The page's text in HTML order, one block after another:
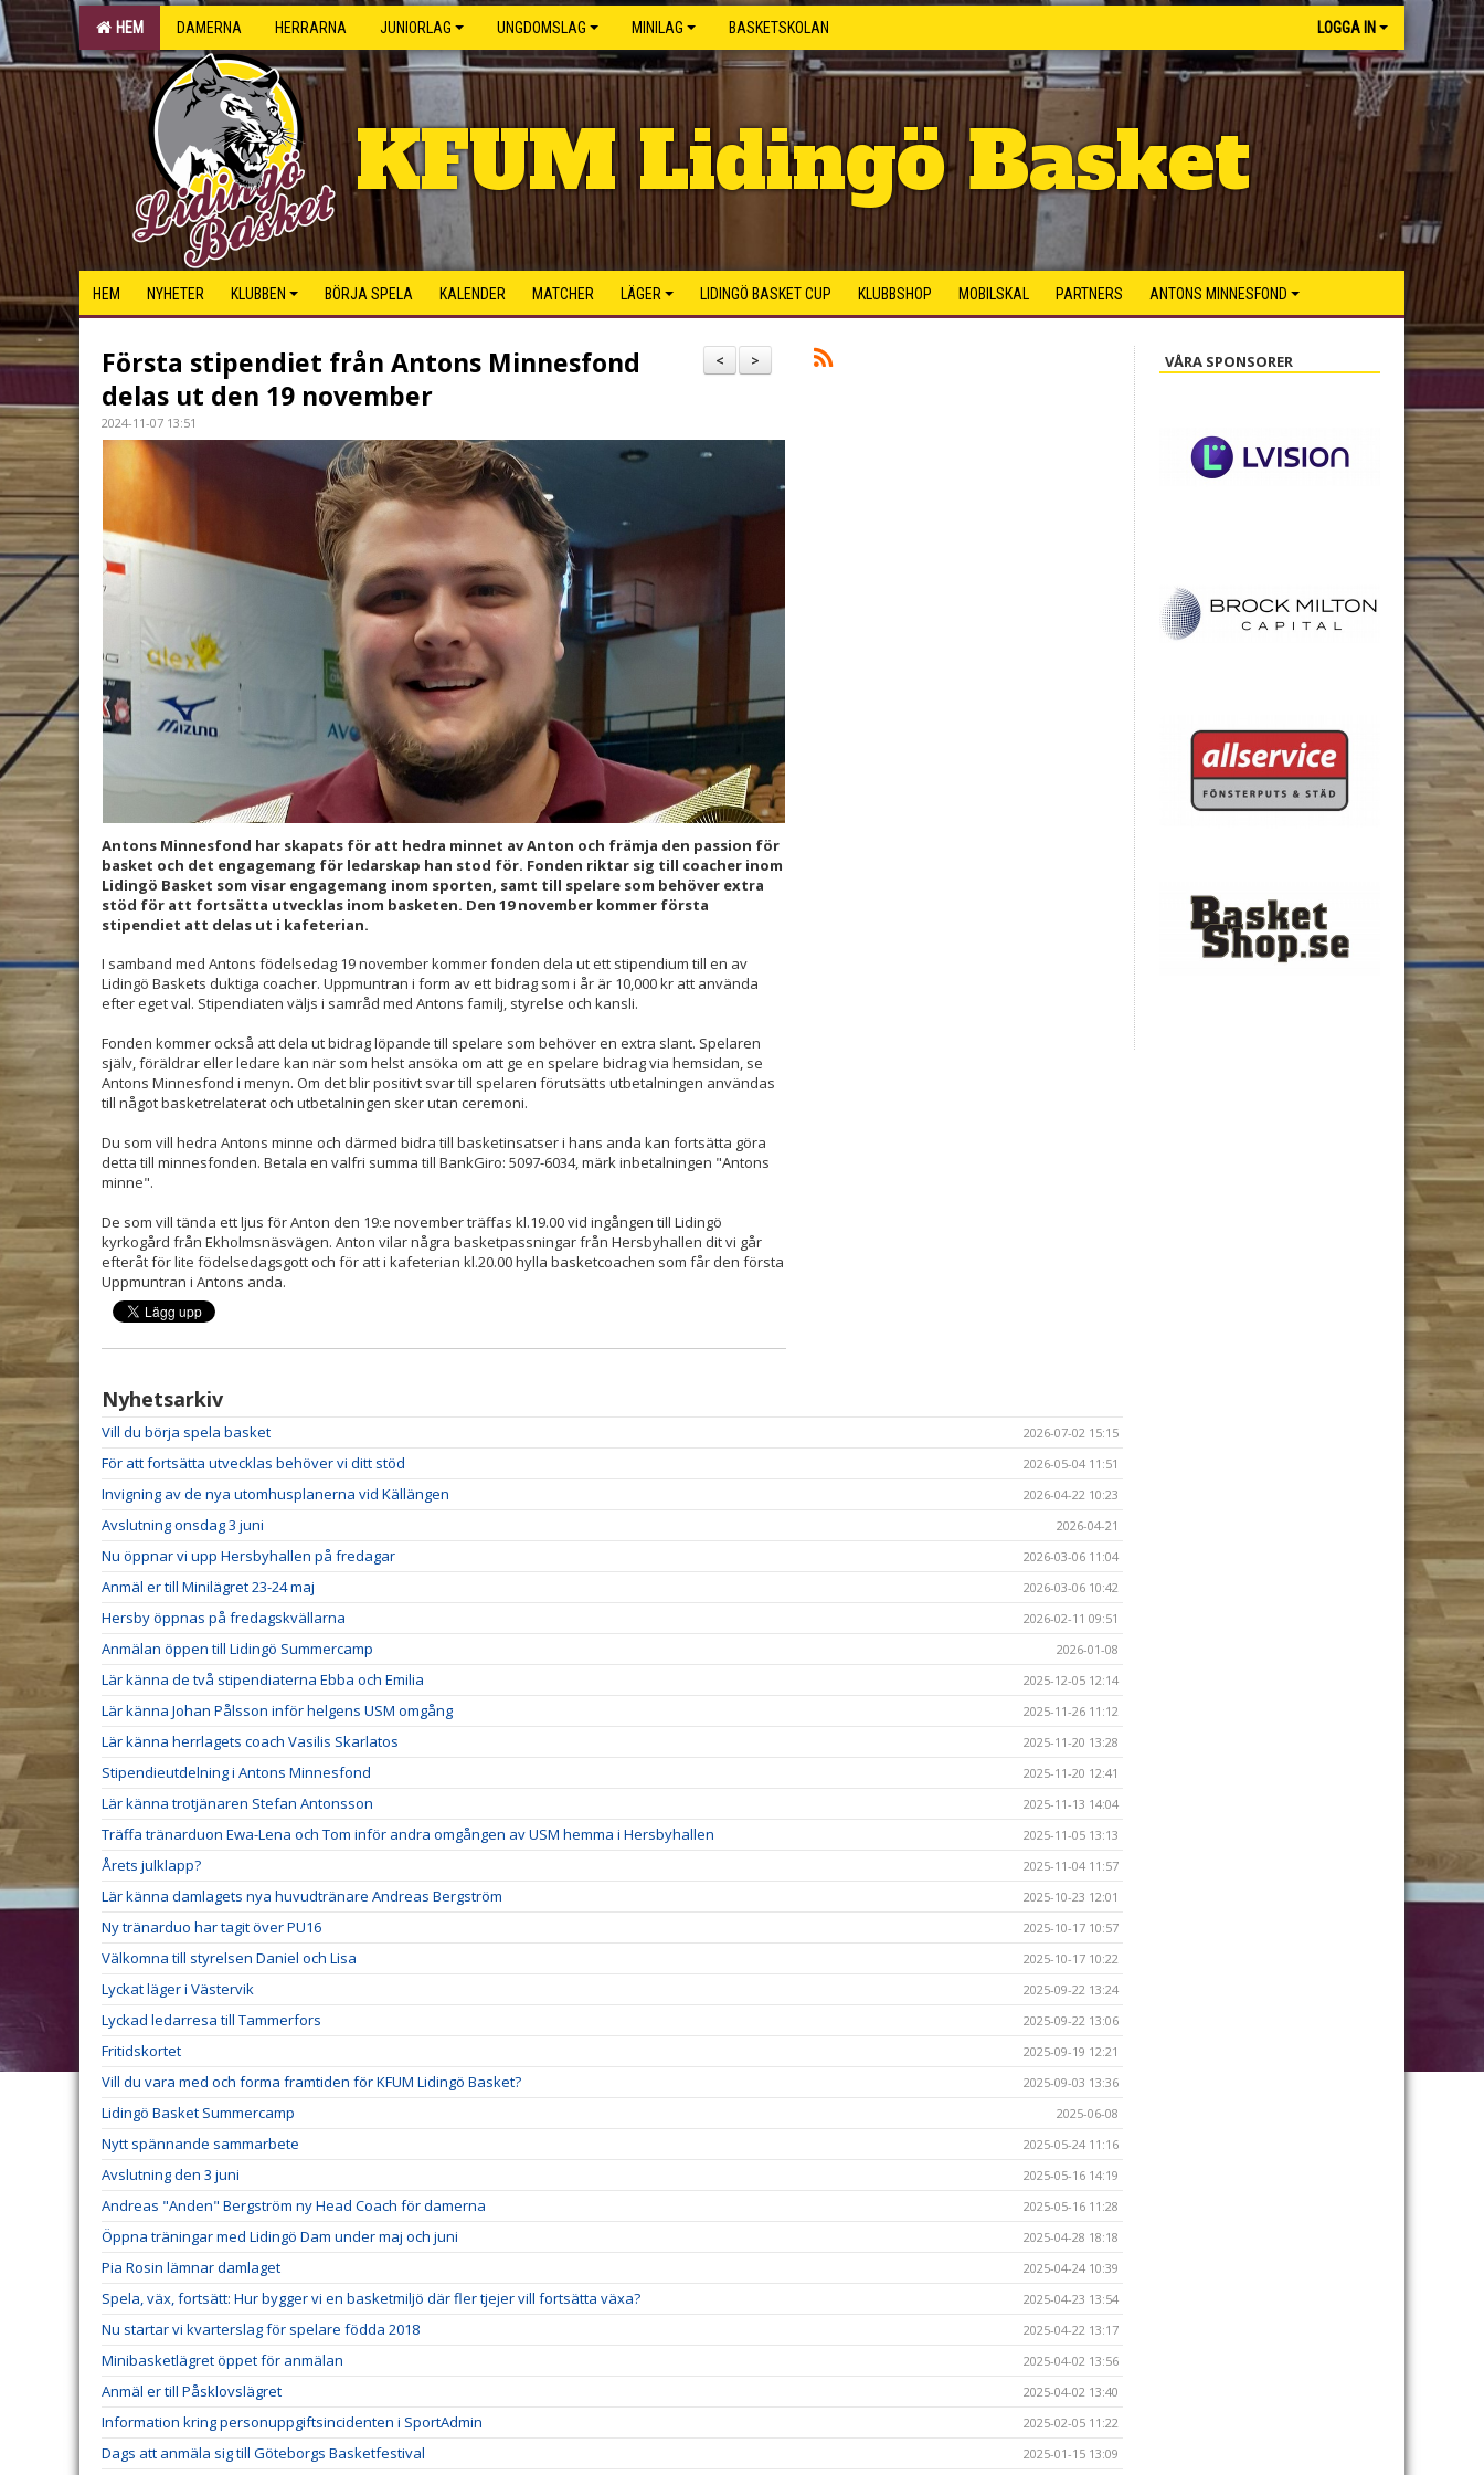
HEM DAMERNA HERRARNA JUNIORLAG UNGDOMSLAG MINILAG BASKETSKOLAN LOGGA IN
KFUM Lidingö Basket
HEM NYHETER KLUBBEN BÖRJA SPELA KALENDER MATCHER LÄGER LIDINGÖ BASKET CUP KLUBBSHOP MOBILSKAL PARTNERS ANTONS MINNESFOND
>
<
Första stipendiet från Antons Minnesfond
delas ut den 19 november
2024-11-07 13:51
Antons Minnesfond har skapats för att hedra minnet av Anton och främja den passion för
basket och det engagemang för ledarskap han stod för. Fonden riktar sig till coacher inom
Lidingö Basket som visar engagemang inom sporten, samt till spelare som behöver extra
stöd för att fortsätta utvecklas inom basketen. Den 19 november kommer första
stipendiet att delas ut i kafeterian.
I samband med Antons födelsedag 19 november kommer fonden dela ut ett stipendium till en av
Lidingö Baskets duktiga coacher. Uppmuntran i form av ett bidrag som i år är 10,000 kr att använda
efter eget val. Stipendiaten väljs i samråd med Antons familj, styrelse och kansli.
Fonden kommer också att dela ut bidrag löpande till spelare som behöver en extra slant. Spelaren
själv, föräldrar eller ledare kan när som helst ansöka om att ge en spelare bidrag via hemsidan, se
Antons Minnesfond i menyn. Om det blir positivt svar till spelaren förutsätts utbetalningen användas
till något basketrelaterat och utbetalningen sker utan ceremoni.
Du som vill hedra Antons minne och därmed bidra till basketinsatser i hans anda kan fortsätta göra
detta till minnesfonden. Betala en valfri summa till BankGiro: 5097-6034, märk inbetalningen "Antons
minne".
De som vill tända ett ljus för Anton den 19:e november träffas kl.19.00 vid ingången till Lidingö
kyrkogård från Ekholmsnäsvägen. Anton vilar några basketpassningar från Hersbyhallen dit vi går
efteråt för lite födelsedagsgott och för att i kafeterian kl.20.00 hylla basketcoachen som får den första
Uppmuntran i Antons anda.
Nyhetsarkiv
Vill du börja spela basket 2026-07-02 15:15
För att fortsätta utvecklas behöver vi ditt stöd 2026-05-04 11:51
Invigning av de nya utomhusplanerna vid Källängen 2026-04-22 10:23
Avslutning onsdag 3 juni 2026-04-21
Nu öppnar vi upp Hersbyhallen på fredagar 2026-03-06 11:04
Anmäl er till Minilägret 23-24 maj 2026-03-06 10:42
Hersby öppnas på fredagskvällarna 2026-02-11 09:51
Anmälan öppen till Lidingö Summercamp 2026-01-08
Lär känna de två stipendiaterna Ebba och Emilia 2025-12-05 12:14
Lär känna Johan Pålsson inför helgens USM omgång 2025-11-26 11:12
Lär känna herrlagets coach Vasilis Skarlatos 2025-11-20 13:28
Stipendieutdelning i Antons Minnesfond 2025-11-20 12:41
Lär känna trotjänaren Stefan Antonsson 2025-11-13 14:04
Träffa tränarduon Ewa-Lena och Tom inför andra omgången av USM hemma i Hersbyhallen 2025-11-05 13:13
Årets julklapp? 2025-11-04 11:57
Lär känna damlagets nya huvudtränare Andreas Bergström 2025-10-23 12:01
Ny tränarduo har tagit över PU16 2025-10-17 10:57
Välkomna till styrelsen Daniel och Lisa 2025-10-17 10:22
Lyckat läger i Västervik 2025-09-22 13:24
Lyckad ledarresa till Tammerfors 2025-09-22 13:06
Fritidskortet 2025-09-19 12:21
Vill du vara med och forma framtiden för KFUM Lidingö Basket? 2025-09-03 13:36
Lidingö Basket Summercamp 2025-06-08
Nytt spännande sammarbete 2025-05-24 11:16
Avslutning den 3 juni 2025-05-16 14:19
Andreas "Anden" Bergström ny Head Coach för damerna 2025-05-16 11:28
Öppna träningar med Lidingö Dam under maj och juni 2025-04-28 18:18
Pia Rosin lämnar damlaget 2025-04-24 10:39
Spela, väx, fortsätt: Hur bygger vi en basketmiljö där fler tjejer vill fortsätta växa? 2025-04-23 13:54
Nu startar vi kvarterslag för spelare födda 2018 2025-04-22 13:17
Minibasketlägret öppet för anmälan 2025-04-02 13:56
Anmäl er till Påsklovslägret 2025-04-02 13:40
Information kring personuppgiftsincidenten i SportAdmin 2025-02-05 11:22
Dags att anmäla sig till Göteborgs Basketfestival 2025-01-15 13:09
VÅRA SPONSORER